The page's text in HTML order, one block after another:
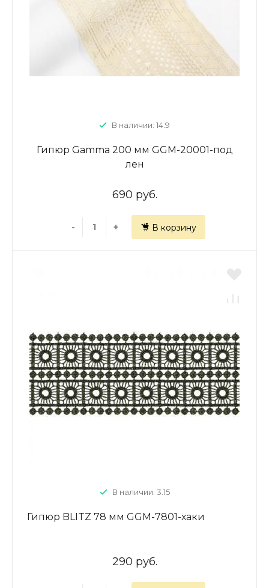
В наличии: 14.9
Гипюр Gamma 200 мм GGM-20001-под
лен
690 руб.
- + В корзину
В наличии: 3.15
Гипюр BLITZ 78 мм GGM-7801-хаки
290 руб.